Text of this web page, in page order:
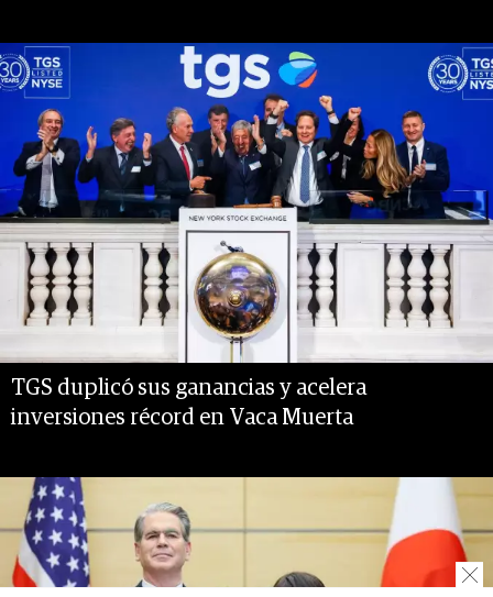
TGS duplicó sus ganancias y acelera
inversiones récord en Vaca Muerta